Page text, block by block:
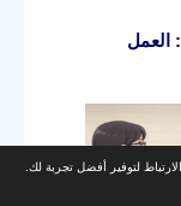
لتوفير أفضل تجربة لك.
العمل